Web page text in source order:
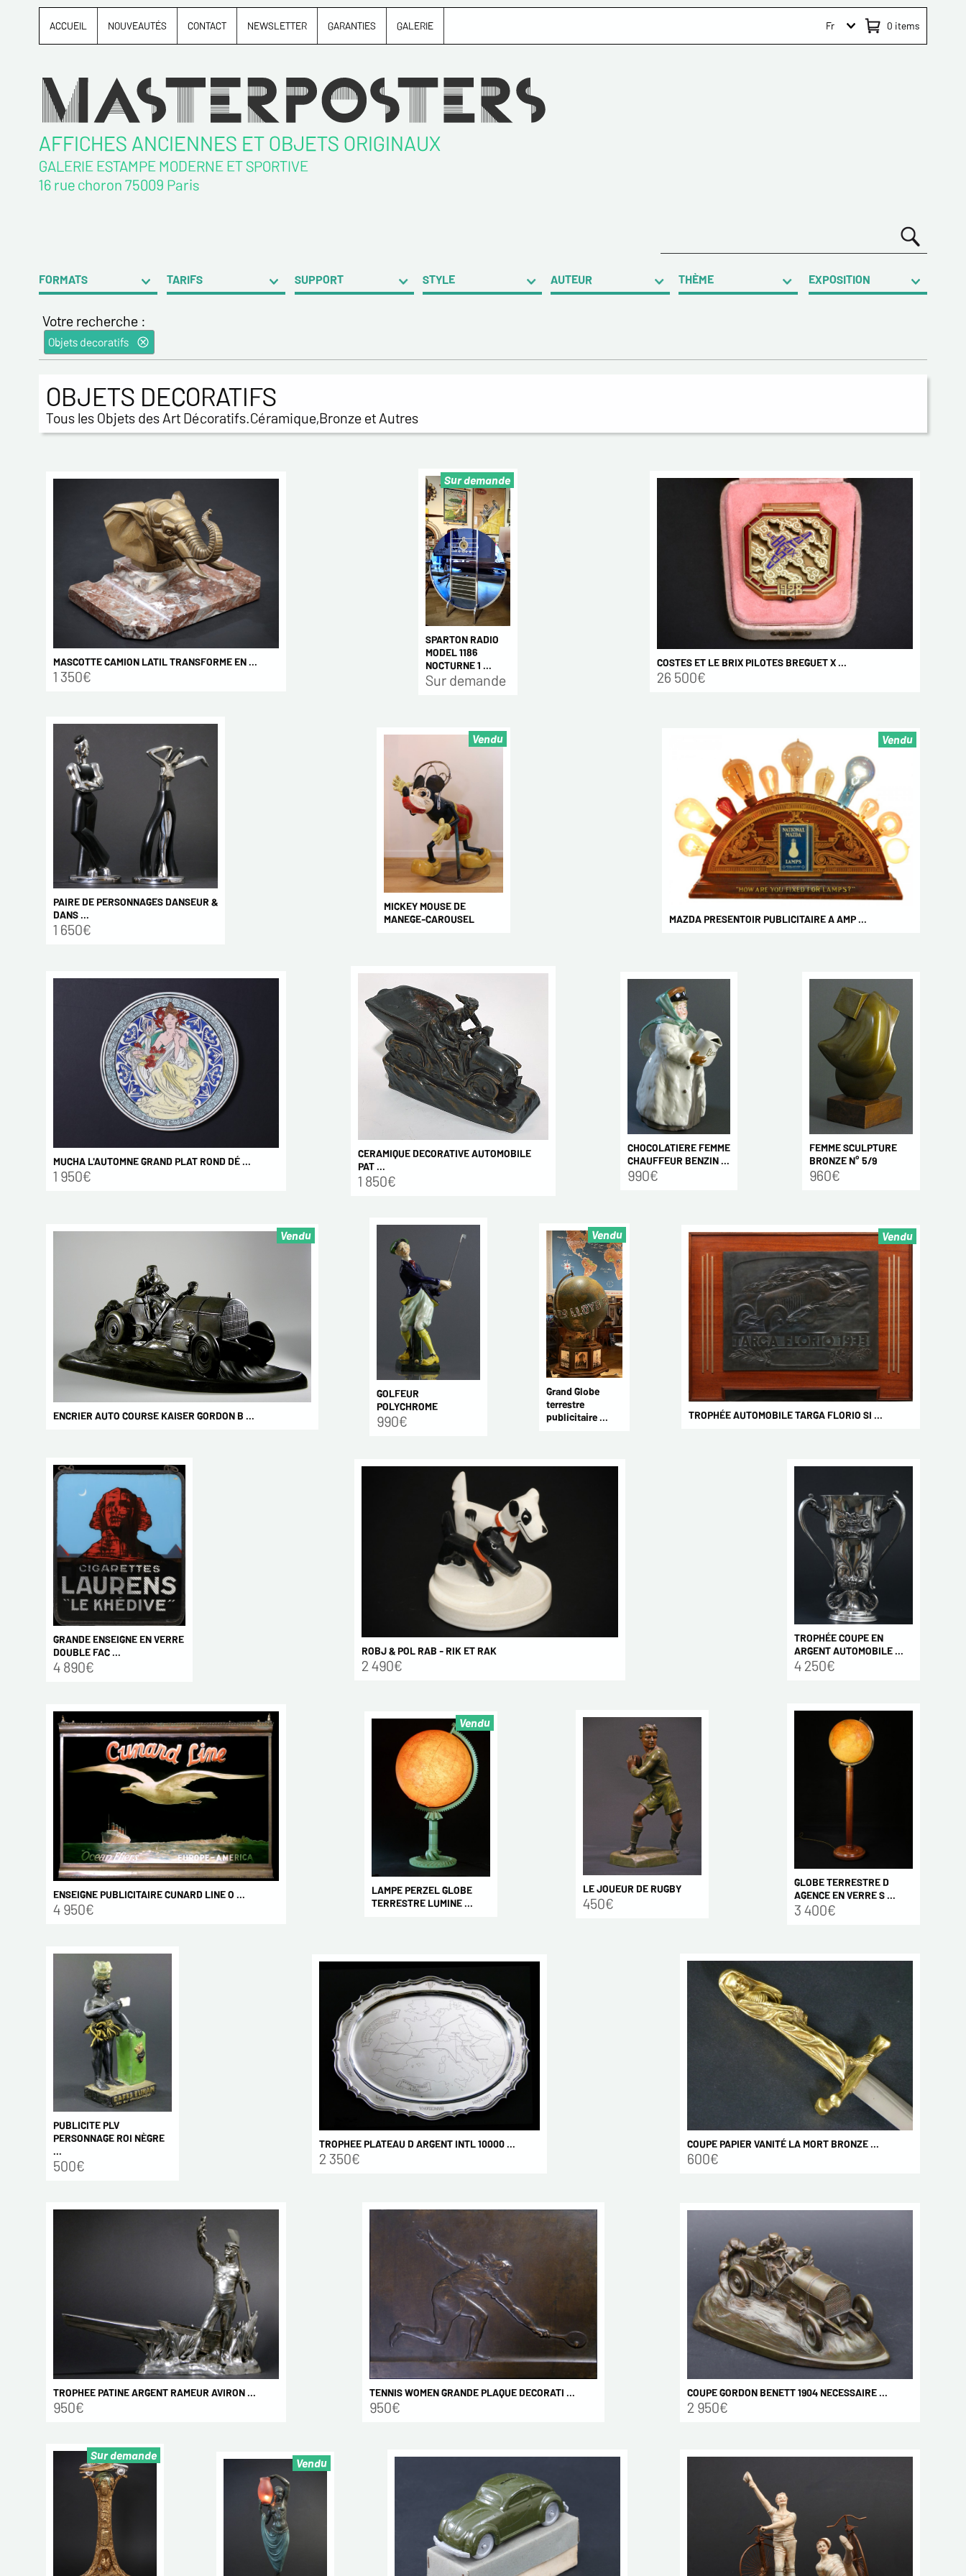
ACCUEIL NOUVEAUTÉS CONTACT NEWSLETTER GARANTIES GALERIE 0 items
Fr
AFFICHES ANCIENNES ET OBJETS ORIGINAUX
GALERIE ESTAMPE MODERNE ET SPORTIVE
16 rue choron 75009 Paris
FORMATS TARIFS SUPPORT STYLE AUTEUR THÈME EXPOSITION
Votre recherche :
Objets decoratifs
OBJETS DECORATIFS
Tous les Objets des Art Décoratifs.Céramique,Bronze et Autres
MASCOTTE CAMION LATIL TRANSFORME EN ...
1 350€
SPARTON RADIO
MODEL 1186
NOCTURNE 1 ...
Sur demande
Sur demande
COSTES ET LE BRIX PILOTES BREGUET X ...
26 500€
PAIRE DE PERSONNAGES DANSEUR &
DANS ...
1 650€
MICKEY MOUSE DE
MANEGE-CAROUSEL
Vendu
MAZDA PRESENTOIR PUBLICITAIRE A AMP ...
Vendu
MUCHA L'AUTOMNE GRAND PLAT ROND DÉ ...
1 950€
CERAMIQUE DECORATIVE AUTOMOBILE
PAT ...
1 850€
CHOCOLATIERE FEMME
CHAUFFEUR BENZIN ...
990€
FEMME SCULPTURE
BRONZE N° 5/9
960€
ENCRIER AUTO COURSE KAISER GORDON B ...
Vendu
GOLFEUR
POLYCHROME
990€
Grand Globe
terrestre
publicitaire ...
Vendu
TROPHÉE AUTOMOBILE TARGA FLORIO SI ...
Vendu
GRANDE ENSEIGNE EN VERRE
DOUBLE FAC ...
4 890€
ROBJ & POL RAB - RIK ET RAK
2 490€
TROPHÉE COUPE EN
ARGENT AUTOMOBILE ...
4 250€
ENSEIGNE PUBLICITAIRE CUNARD LINE O ...
4 950€
LAMPE PERZEL GLOBE
TERRESTRE LUMINE ...
Vendu
LE JOUEUR DE RUGBY
450€
GLOBE TERRESTRE D
AGENCE EN VERRE S ...
3 400€
PUBLICITE PLV
PERSONNAGE ROI NÈGRE
...
500€
TROPHEE PLATEAU D ARGENT INTL 10000 ...
2 350€
COUPE PAPIER VANITÉ LA MORT BRONZE ...
600€
TROPHEE PATINE ARGENT RAMEUR AVIRON ...
950€
TENNIS WOMEN GRANDE PLAQUE DECORATI ...
950€
COUPE GORDON BENETT 1904 NECESSAIRE ...
2 950€
Sur demande
Vendu